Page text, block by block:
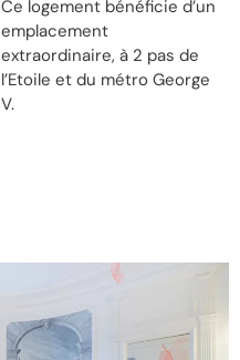
Ce logement bénéficie d’un
emplacement
extraordinaire, à 2 pas de
l’Etoile et du métro George
V.